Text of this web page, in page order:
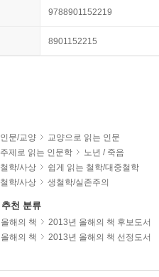
9788901152219
8901152215
인문/교양
교양으로 읽는 인문
주제로 읽는 인문학
노년 / 죽음
철학/사상
쉽게 읽는 철학/대중철학
철학/사상 생철학/실존주의
천 분류
해의 책
2013년 올해의 책 후보도서
해의 책 2013년 올해의 책 선정도서